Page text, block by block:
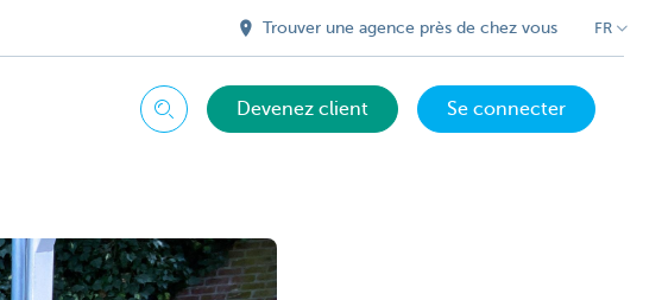
Trouver une agence près de chez vous FR
ChercherDevenez client Se connecter